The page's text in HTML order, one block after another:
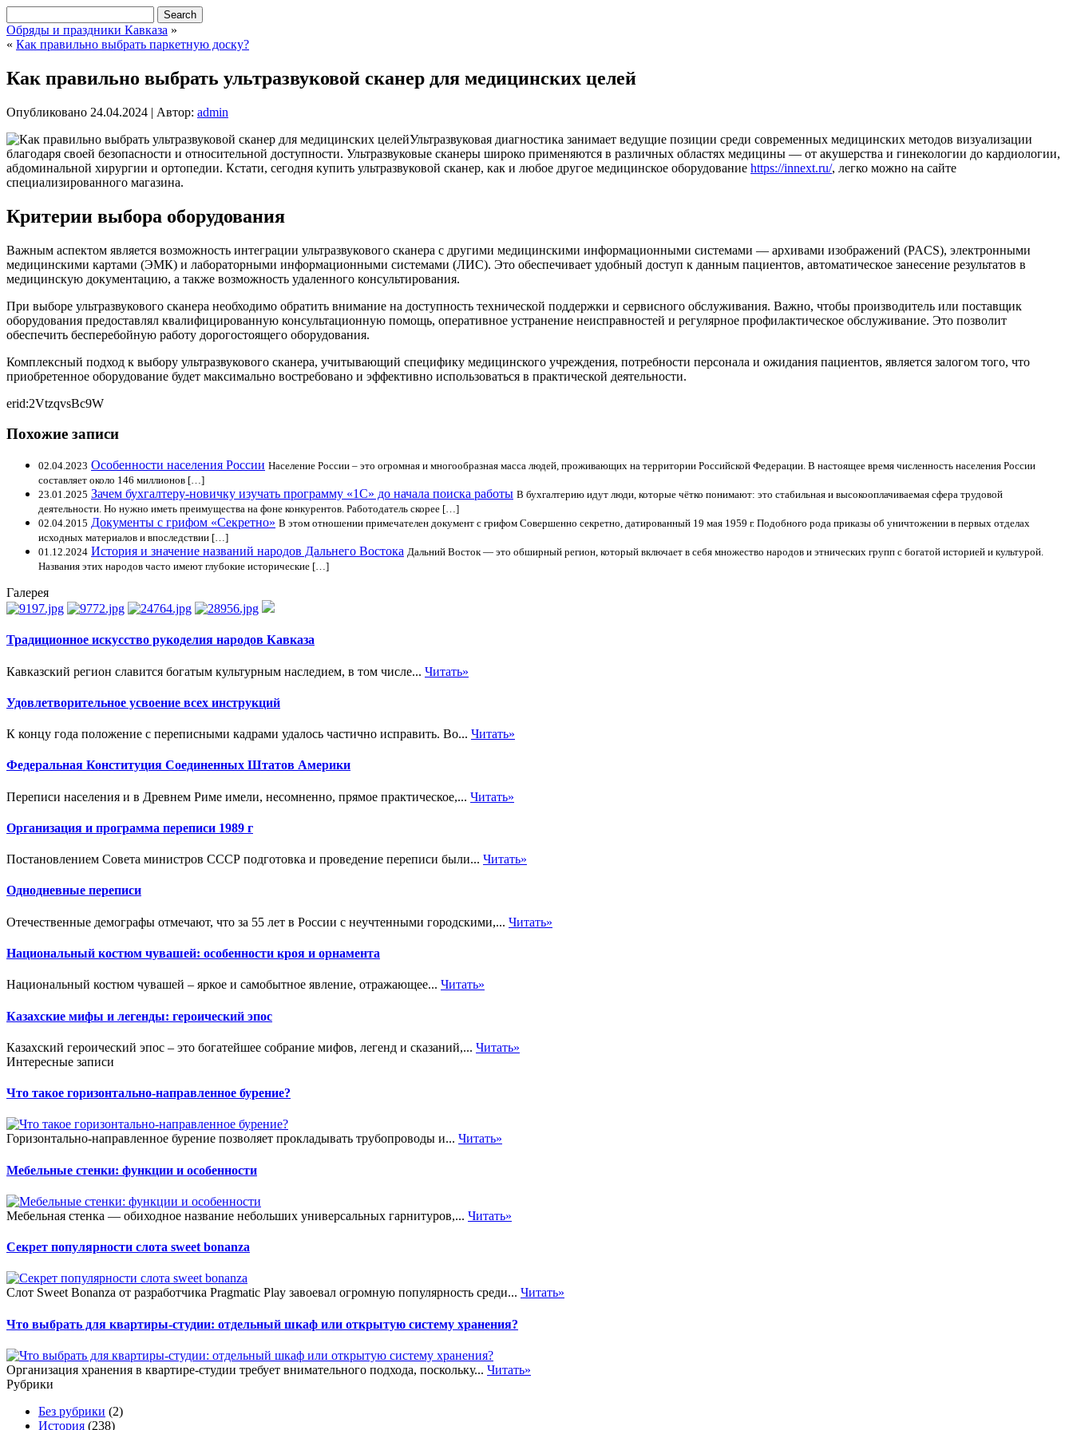
Обряды и праздники Кавказа »
« Как правильно выбрать паркетную доску?
Как правильно выбрать ультразвуковой сканер для медицинских целей
Опубликовано 24.04.2024 | Автор: admin
Ультразвуковая диагностика занимает ведущие позиции среди современных медицинских методов визуализации
благодаря своей безопасности и относительной доступности. Ультразвуковые сканеры широко применяются в различных областях медицины — от акушерства и гинекологии до кардиологии,
абдоминальной хирургии и ортопедии. Кстати, сегодня купить ультразвуковой сканер, как и любое другое медицинское оборудование https://innext.ru/, легко можно на сайте
специализированного магазина.
Критерии выбора оборудования
Важным аспектом является возможность интеграции ультразвукового сканера с другими медицинскими информационными системами — архивами изображений (PACS), электронными
медицинскими картами (ЭМК) и лабораторными информационными системами (ЛИС). Это обеспечивает удобный доступ к данным пациентов, автоматическое занесение результатов в
медицинскую документацию, а также возможность удаленного консультирования.
При выборе ультразвукового сканера необходимо обратить внимание на доступность технической поддержки и сервисного обслуживания. Важно, чтобы производитель или поставщик
оборудования предоставлял квалифицированную консультационную помощь, оперативное устранение неисправностей и регулярное профилактическое обслуживание. Это позволит
обеспечить бесперебойную работу дорогостоящего оборудования.
Комплексный подход к выбору ультразвукового сканера, учитывающий специфику медицинского учреждения, потребности персонала и ожидания пациентов, является залогом того, что
приобретенное оборудование будет максимально востребовано и эффективно использоваться в практической деятельности.
erid:2VtzqvsBc9W
Похожие записи
02.04.2023 Особенности населения России Население России – это огромная и многообразная масса людей, проживающих на территории Российской Федерации. В настоящее время численность населения России
составляет около 146 миллионов […]
23.01.2025 Зачем бухгалтеру-новичку изучать программу «1С» до начала поиска работы В бухгалтерию идут люди, которые чётко понимают: это стабильная и высокооплачиваемая сфера трудовой
деятельности. Но нужно иметь преимущества на фоне конкурентов. Работодатель скорее […]
02.04.2015 Документы с грифом «Секретно» В этом отношении примечателен документ с грифом Совершенно секретно, датированный 19 мая 1959 г. Подобного рода приказы об уничтожении в первых отделах
исходных материалов и впоследствии […]
01.12.2024 История и значение названий народов Дальнего Востока Дальний Восток — это обширный регион, который включает в себя множество народов и этнических групп с богатой историей и культурой.
Названия этих народов часто имеют глубокие исторические […]
Галерея
Традиционное искусство рукоделия народов Кавказа
Кавказский регион славится богатым культурным наследием, в том числе... Читать»
Удовлетворительное усвоение всех инструкций
К концу года положение с переписными кадрами удалось частично исправить. Во... Читать»
Федеральная Конституция Соединенных Штатов Америки
Переписи населения и в Древнем Риме имели, несомненно, прямое практическое,... Читать»
Организация и программа переписи 1989 г
Постановлением Совета министров СССР подготовка и проведение переписи были... Читать»
Однодневные переписи
Отечественные демографы отмечают, что за 55 лет в России с неучтенными городскими,... Читать»
Национальный костюм чувашей: особенности кроя и орнамента
Национальный костюм чувашей – яркое и самобытное явление, отражающее... Читать»
Казахские мифы и легенды: героический эпос
Казахский героический эпос – это богатейшее собрание мифов, легенд и сказаний,... Читать»
Интересные записи
Что такое горизонтально-направленное бурение?
Горизонтально-направленное бурение позволяет прокладывать трубопроводы и... Читать»
Мебельные стенки: функции и особенности
Мебельная стенка — обиходное название небольших универсальных гарнитуров,... Читать»
Секрет популярности слота sweet bonanza
Слот Sweet Bonanza от разработчика Pragmatic Play завоевал огромную популярность среди... Читать»
Что выбрать для квартиры-студии: отдельный шкаф или открытую систему хранения?
Организация хранения в квартире-студии требует внимательного подхода, поскольку... Читать»
Рубрики
Без рубрики (2)
История (238)